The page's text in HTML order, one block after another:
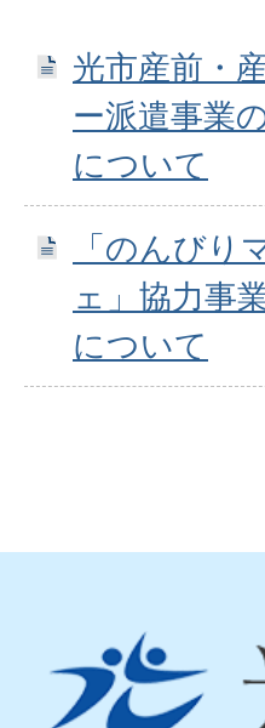
光市産前・
ー派遣事業
について
「のんびり
ェ」協力事
について
市